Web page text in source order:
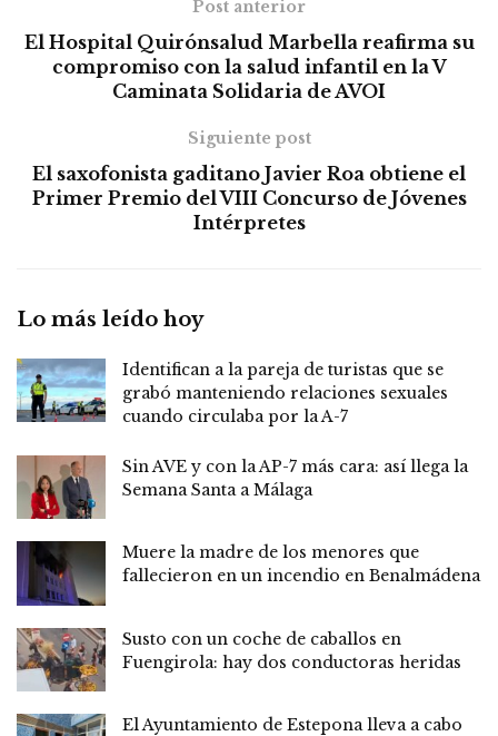
Post anterior
El Hospital Quirónsalud Marbella reafirma su
compromiso con la salud infantil en la V
Caminata Solidaria de AVOI
Siguiente post
El saxofonista gaditano Javier Roa obtiene el
Primer Premio del VIII Concurso de Jóvenes
Intérpretes
Lo más leído hoy
Identifican a la pareja de turistas que se
grabó manteniendo relaciones sexuales
cuando circulaba por la A-7
Sin AVE y con la AP-7 más cara: así llega la
Semana Santa a Málaga
Muere la madre de los menores que
fallecieron en un incendio en Benalmádena
Susto con un coche de caballos en
Fuengirola: hay dos conductoras heridas
El Ayuntamiento de Estepona lleva a cabo